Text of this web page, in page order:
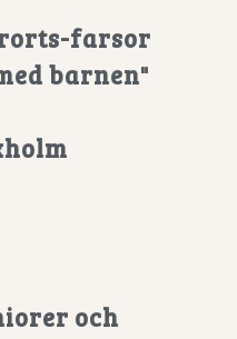
farsor
barnen"
och